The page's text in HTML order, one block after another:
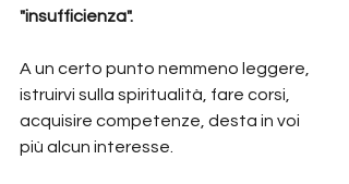
"insufficienza".
A un certo punto nemmeno leggere,
istruirvi sulla spiritualità, fare corsi,
acquisire competenze, desta in voi
più alcun interesse.